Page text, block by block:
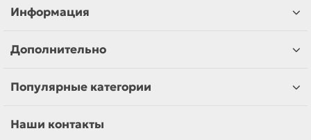
Информация
Дополнительно
Популярные категории
Наши контакты